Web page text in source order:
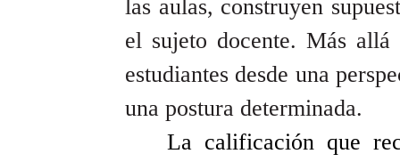
las aulas, construyen
el sujeto docente. Más
estudiantes desde una
una postura determinada.
La calificación que